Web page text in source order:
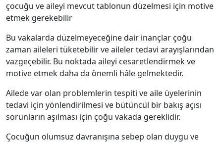
çocuğu ve aileyi mevcut tablonun düzelmesi için motive
etmek gerekebilir
Bu vakalarda düzelmeyeceğine dair inançlar çoğu
zaman aileleri tüketebilir ve aileler tedavi arayışlarından
vazgeçebilir. Bu noktada aileyi cesaretlendirmek ve
motive etmek daha da önemli hâle gelmektedir.
Ailede var olan problemlerin tespiti ve aile üyelerinin
tedavi için yönlendirilmesi ve bütüncül bir bakış açısı
sorunların aşılması için çoğu vakada gereklidir.
Çocuğun olumsuz davranışına sebep olan duygu ve